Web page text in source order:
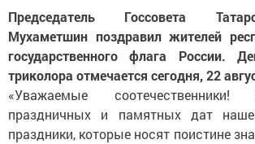
Председатель Госсовета
Мухаметшин поздравил жителей
государственного флага России.
триколора отмечается сегодня, 22
«Уважаемые
праздничных и памятных дат
праздники, которые носят поистине